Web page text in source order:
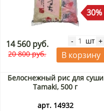
30%
14 560 руб.
20 800 руб.
- шт +
В корзину
Белоснежный рис для суши
Tamaki, 500 г
арт. 14932